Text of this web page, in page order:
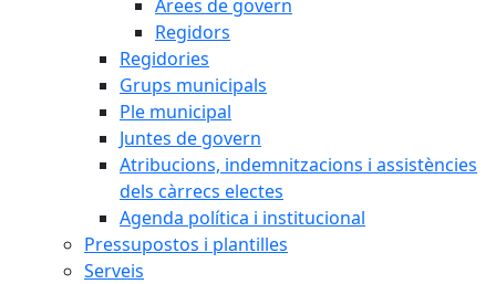
Àrees de govern
Regidors
Regidories
Grups municipals
Ple municipal
Juntes de govern
Atribucions, indemnitzacions i assistències
dels càrrecs electes
Agenda política i institucional
Pressupostos i plantilles
Serveis